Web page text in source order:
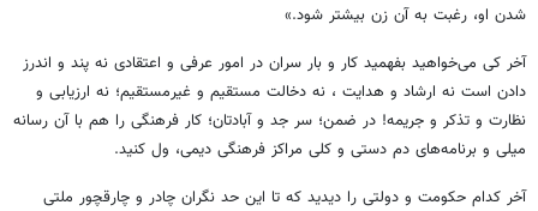
شدن او، رغبت به آن زن بیشتر شود.»
آخر کی می‌خواهید بفهمید کار و بار سران در امور عرفی و اعتقادی نه پند و اندرز
دادن است نه ارشاد و هدایت ، نه دخالت مستقیم و غیرمستقیم؛ نه ارزیابی و
نظارت و تذکر و جریمه! در ضمن؛ سر جد و آبادتان؛ کار فرهنگی را هم با آن رسانه
میلی‌ و برنامه‌های دم دستی و کلی مراکز فرهنگی دیمی، ول کنید.
آخر کدام حکومت و دولتی را دیدید که تا این حد نگران چادر و چارقچور ملتی